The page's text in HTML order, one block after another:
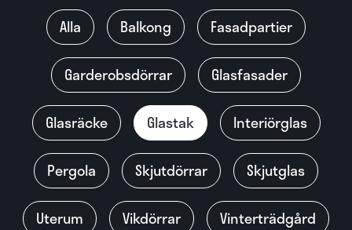
Alla Balkong Fasadpartier
Garderobsdörrar Glasfasader
Glasräcke Glastak Interiörglas
Pergola Skjutdörrar Skjutglas
Uterum Vikdörrar Vinterträdgård